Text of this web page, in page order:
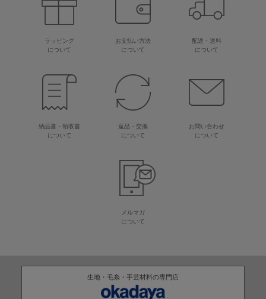
ラッピング
について
お支払い方法
について
配送・送料
について
納品書・領収書
について
返品・交換
について
お問い合わせ
について
メルマガ
について
生地・毛糸・手芸材料の専門店